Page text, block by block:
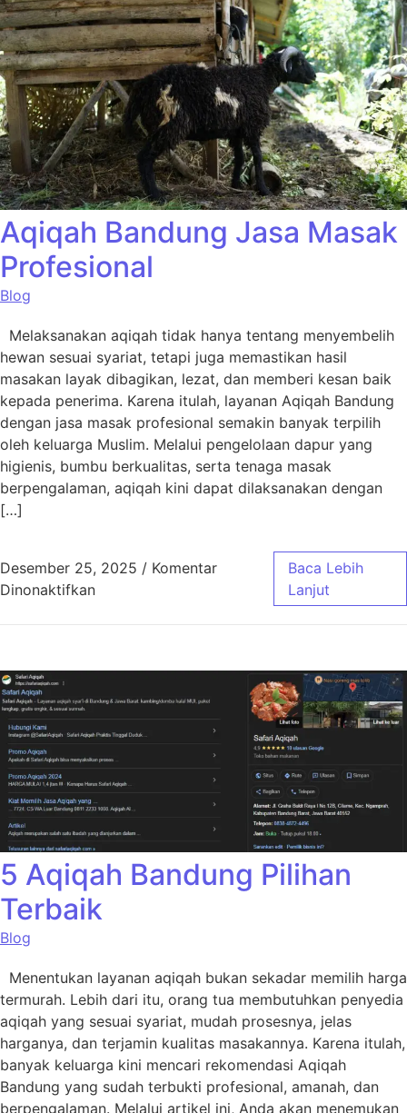
Aqiqah Bandung Jasa Masak
Profesional
Blog
Melaksanakan aqiqah tidak hanya tentang menyembelih
hewan sesuai syariat, tetapi juga memastikan hasil
masakan layak dibagikan, lezat, dan memberi kesan baik
kepada penerima. Karena itulah, layanan Aqiqah Bandung
dengan jasa masak profesional semakin banyak terpilih
oleh keluarga Muslim. Melalui pengelolaan dapur yang
higienis, bumbu berkualitas, serta tenaga masak
berpengalaman, aqiqah kini dapat dilaksanakan dengan
[…]
Desember 25, 2025 / Komentar
Dinonaktifkanpada Aqiqah Bandung Jasa Masak
Baca Lebih
Lanjut
5 Aqiqah Bandung Pilihan
Terbaik
Blog
Menentukan layanan aqiqah bukan sekadar memilih harga
termurah. Lebih dari itu, orang tua membutuhkan penyedia
aqiqah yang sesuai syariat, mudah prosesnya, jelas
harganya, dan terjamin kualitas masakannya. Karena itulah,
banyak keluarga kini mencari rekomendasi Aqiqah
Bandung yang sudah terbukti profesional, amanah, dan
berpengalaman. Melalui artikel ini, Anda akan menemukan